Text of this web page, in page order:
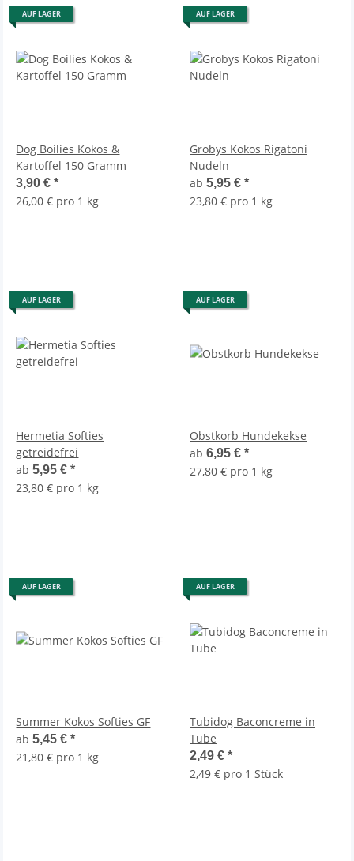
AUF LAGER
Dog Boilies Kokos &
Kartoffel 150 Gramm
3,90 €*
26,00 € pro 1 kg
AUF LAGER
Grobys Kokos Rigatoni
Nudeln
ab 5,95 € *
23,80 € pro 1 kg
AUF LAGER
Hermetia Softies
getreidefrei
ab5,95 €*
23,80 € pro 1 kg
AUF LAGER
Obstkorb Hundekekse
ab 6,95 € *
27,80 € pro 1 kg
AUF LAGER
Summer Kokos Softies GF
ab5,45 €*
21,80 € pro 1 kg
AUF LAGER
Tubidog Baconcreme in
Tube
2,49 € *
2,49 € pro 1 Stück